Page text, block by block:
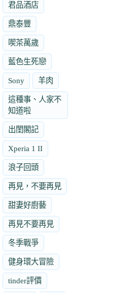
君品酒店
鼎泰豐
喫茶萬歲
藍色生死戀
Sony 羊肉
這種事、人家不
知道啦
出閨閣記
Xperia 1 II
浪子回頭
再見，不要再見
甜妻好廚藝
再見不要再見
冬季戰爭
健身環大冒險
tinder評價